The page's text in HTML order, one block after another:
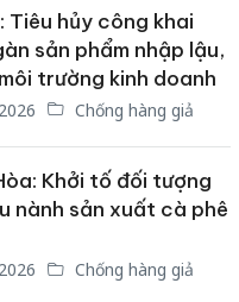
Tiêu hủy công khai
sản phẩm nhập lậu,
trường kinh doanh
Chống hàng giả
Khởi tố đối tượng
nành sản xuất cà phê
Chống hàng giả